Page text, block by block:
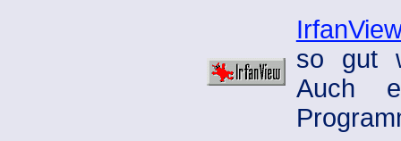
so gut
Auch